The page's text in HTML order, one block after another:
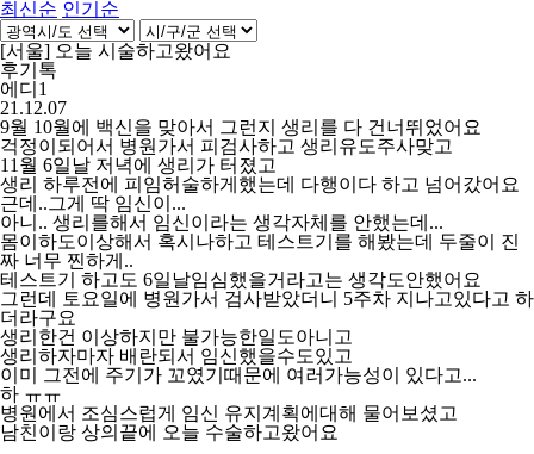
최신순 인기순
[서울] 오늘 시술하고왔어요
후기톡
에디1
21.12.07
9월 10월에 백신을 맞아서 그런지 생리를 다 건너뛰었어요
걱정이되어서 병원가서 피검사하고 생리유도주사맞고
11월 6일날 저녁에 생리가 터졌고
생리 하루전에 피임허술하게했는데 다행이다 하고 넘어갔어요
근데..그게 딱 임신이...
아니.. 생리를해서 임신이라는 생각자체를 안했는데...
몸이하도이상해서 혹시나하고 테스트기를 해봤는데 두줄이 진
짜 너무 찐하게..
테스트기 하고도 6일날임심했을거라고는 생각도안했어요
그런데 토요일에 병원가서 검사받았더니 5주차 지나고있다고 하
더라구요
생리한건 이상하지만 불가능한일도아니고
생리하자마자 배란되서 임신했을수도있고
이미 그전에 주기가 꼬였기때문에 여러가능성이 있다고...
하 ㅠㅠ
병원에서 조심스럽게 임신 유지계획에대해 물어보셨고
남친이랑 상의끝에 오늘 수술하고왔어요